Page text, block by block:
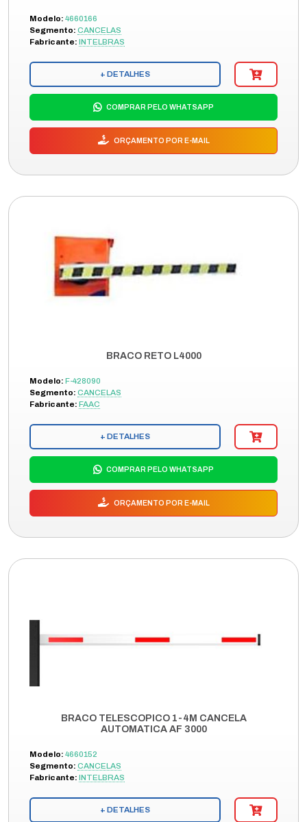
Modelo: 4660166
Segmento: CANCELAS
Fabricante: INTELBRAS
+ DETALHES
COMPRAR PELO WHATSAPP
ORÇAMENTO POR E-MAIL
BRACO RETO L4000
Modelo: F-428090
Segmento: CANCELAS
Fabricante: FAAC
+ DETALHES
COMPRAR PELO WHATSAPP
ORÇAMENTO POR E-MAIL
BRACO TELESCOPICO 1-4M CANCELA
AUTOMATICA AF 3000
Modelo: 4660152
Segmento: CANCELAS
Fabricante: INTELBRAS
+ DETALHES